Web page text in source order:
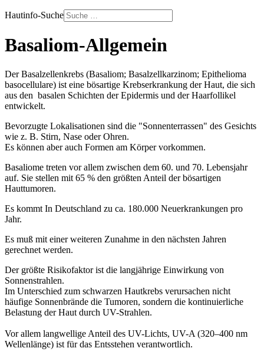
Hautinfo-Suche
Basaliom-Allgemein
Der Basalzellenkrebs (Basaliom; Basalzellkarzinom; Epithelioma
basocellulare) ist eine bösartige Krebserkrankung der Haut, die sich
aus den basalen Schichten der Epidermis und der Haarfollikel
entwickelt.
Bevorzugte Lokalisationen sind die "Sonnenterrassen" des Gesichts
wie z. B. Stirn, Nase oder Ohren.
Es können aber auch Formen am Körper vorkommen.
Basaliome treten vor allem zwischen dem 60. und 70. Lebensjahr
auf. Sie stellen mit 65 % den größten Anteil der bösartigen
Hauttumoren.
Es kommt In Deutschland zu ca. 180.000 Neuerkrankungen pro
Jahr.
Es muß mit einer weiteren Zunahme in den nächsten Jahren
gerechnet werden.
Der größte Risikofaktor ist die langjährige Einwirkung von
Sonnenstrahlen.
Im Unterschied zum schwarzen Hautkrebs verursachen nicht
häufige Sonnenbrände die Tumoren, sondern die kontinuierliche
Belastung der Haut durch UV-Strahlen.
Vor allem langwellige Anteil des UV-Lichts, UV-A (320–400 nm
Wellenlänge) ist für das Entsstehen verantwortlich.